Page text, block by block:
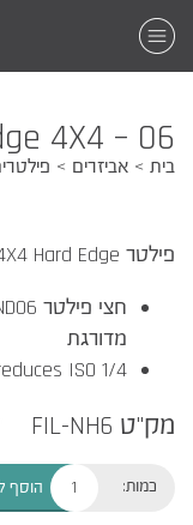
4X4 – 06
בית אביזרים
פילטר NDG 0.6 4X4 Hard Edge
מדורגת
ISO 1/4
מק"ט FIL-NH6
כמות: הוסף